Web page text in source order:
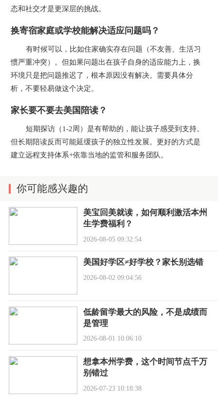
态和社交才是更深层的挑战。
换寄宿家庭或学校能解决适应问题吗？
有时候可以，比如住家确实存在问题（不友善、生活习
惯严重冲突）。但如果问题出在孩子自身的适应能力上，换
环境只是把问题推迟了，根本原因没有解决。需要具体分
析，不要轻易做这个决定。
家长要不要去美国陪读？
短期探访（1-2周）是有帮助的，能让孩子感受到支持。
但长期陪读反而可能延缓孩子的独立性发展。更好的方式是
建立远程支持体系+依靠当地的监管和服务团队。
你可能感兴趣的
美宝回美就读，如何顺利激活本州
生学费福利？
2026-08-05 09:32:54
美国好学区≠好学校？家长别选错
2026-08-02 09:04:56
低龄留学最大的风险，不是成绩而
是管理
2026-08-01 10:06:10
想拿本州学费，这个时间节点千万
别错过
2026-07-23 10:18:38